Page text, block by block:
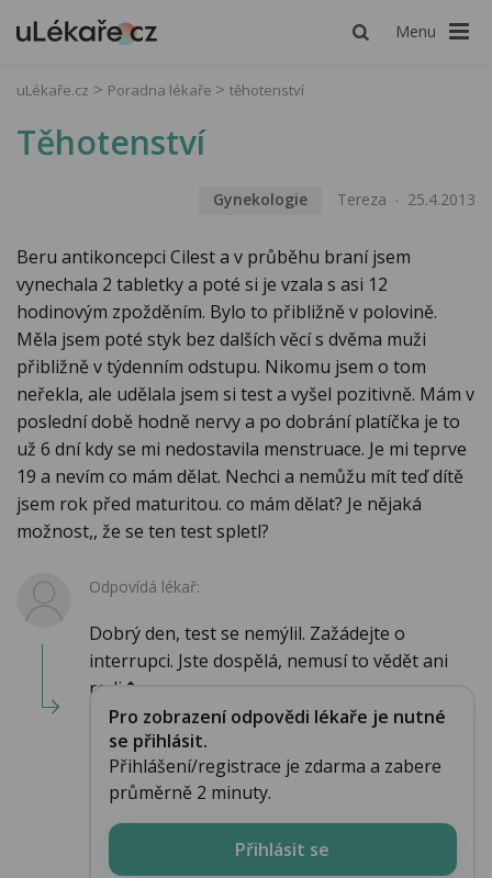
Menu
uLékaře.cz Poradna lékaře těhotenství
Těhotenství
Gynekologie Tereza 25.4.2013
Beru antikoncepci Cilest a v průběhu braní jsem
vynechala 2 tabletky a poté si je vzala s asi 12
hodinovým zpožděním. Bylo to přibližně v polovině.
Měla jsem poté styk bez dalších věcí s dvěma muži
přibližně v týdenním odstupu. Nikomu jsem o tom
neřekla, ale udělala jsem si test a vyšel pozitivně. Mám v
poslední době hodně nervy a po dobrání platíčka je to
už 6 dní kdy se mi nedostavila menstruace. Je mi teprve
19 a nevím co mám dělat. Nechci a nemůžu mít teď dítě
jsem rok před maturitou. co mám dělat? Je nějaká
možnost,, že se ten test spletl?
Odpovídá lékař:
Dobrý den, test se nemýlil. Zažádejte o
interrupci. Jste dospělá, nemusí to vědět ani
rodi�...
Pro zobrazení odpovědi lékaře je nutné
se přihlásit.
Přihlášení/registrace je zdarma a zabere
průměrně 2 minuty.
Přihlásit se